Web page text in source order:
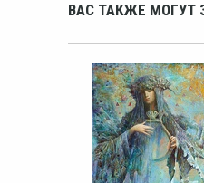
ВАС ТАКЖЕ МОГУТ